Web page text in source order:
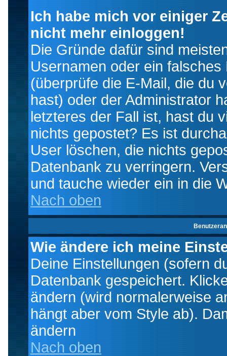
Ich habe mich vor einiger
nicht mehr einloggen!
Die Gründe dafür sind
Usernamen oder ein
(überprüfe die E-Mail, die du
hast) oder der Administrator
letzteres der Fall ist, hast du
nichts gepostet? Es ist
User löschen, die nichts
Datenbank zu verringern.
und tauche wieder ein in die
Nach oben
Wie ändere ich meine
Deine Einstellungen (sofern
Datenbank gespeichert.
ändern (wird normalerweise
hängt aber vom Style ab).
ändern
Nach oben